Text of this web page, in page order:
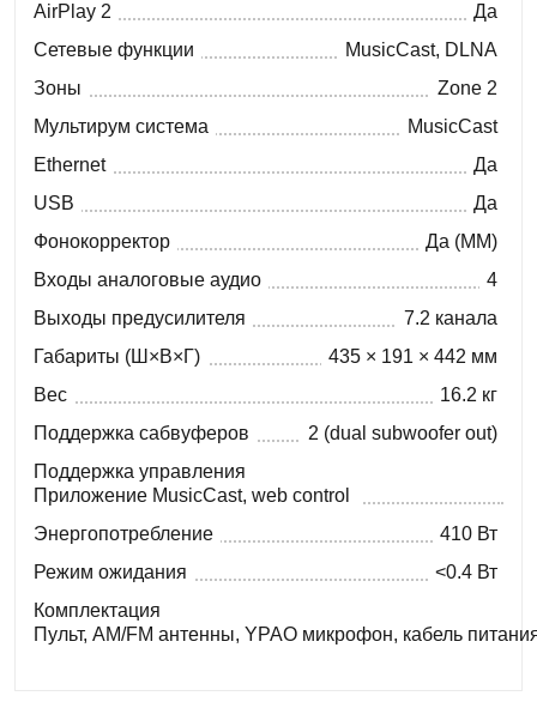
AirPlay 2
Да
Сетевые функции
MusicCast, DLNA
Зоны
Zone 2
Мультирум система
MusicCast
Ethernet
Да
USB
Да
Фонокорректор
Да (MM)
Входы аналоговые аудио
4
Выходы предусилителя
7.2 канала
Габариты (Ш×В×Г)
435 × 191 × 442 мм
Вес
16.2 кг
Поддержка сабвуферов
2 (dual subwoofer out)
Поддержка управления
Приложение MusicCast, web control
Энергопотребление
410 Вт
Режим ожидания
<0.4 Вт
Комплектация
Пульт, AM/FM антенны, YPAO микрофон, кабель